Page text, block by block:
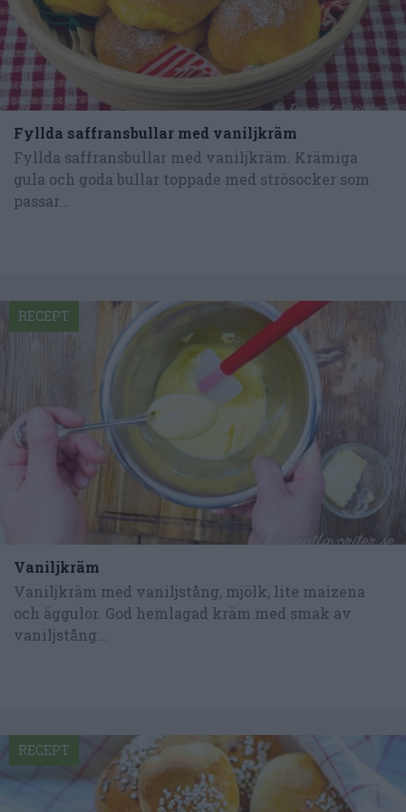
Fyllda saffransbullar med vaniljkräm
Fyllda saffransbullar med vaniljkräm. Krämiga
gula och goda bullar toppade med strösocker som
passar...
Vaniljkräm
Vaniljkräm med vaniljstång, mjölk, lite maizena
och äggulor. God hemlagad kräm med smak av
vaniljstång...
RECEPT
RECEPT